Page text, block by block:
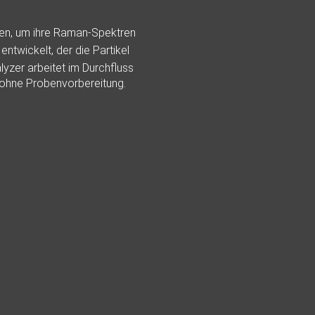
um ihre Raman-Spektren
der die Partikel
arbeitet im Durchfluss
Probenvorbereitung.